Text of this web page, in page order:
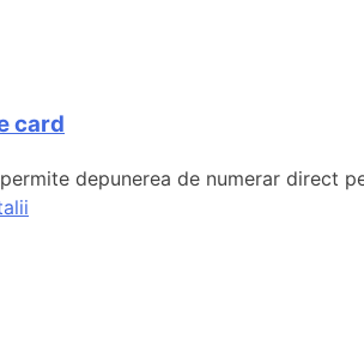
card
depunerea de numerar direct